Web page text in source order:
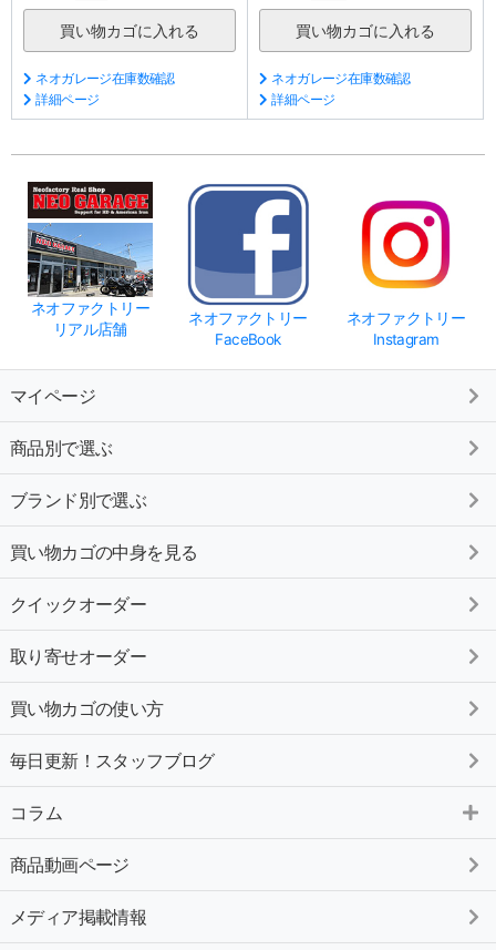
ネオガレージ在庫数確認
詳細ページ
ネオガレージ在庫数確認
詳細ページ
ネオファクトリー
リアル店舗
ネオファクトリー
FaceBook
ネオファクトリー
Instagram
マイページ
商品別で選ぶ
ブランド別で選ぶ
買い物カゴの中身を見る
クイックオーダー
取り寄せオーダー
買い物カゴの使い方
毎日更新！スタッフブログ
コラム
商品動画ページ
メディア掲載情報